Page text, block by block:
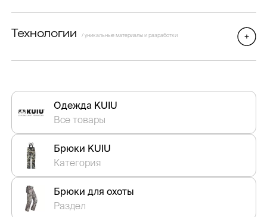
Технологии / уникальные материалы и разработки
Одежда KUIU
Все товары
Брюки KUIU
Категория
Брюки для охоты
Раздел